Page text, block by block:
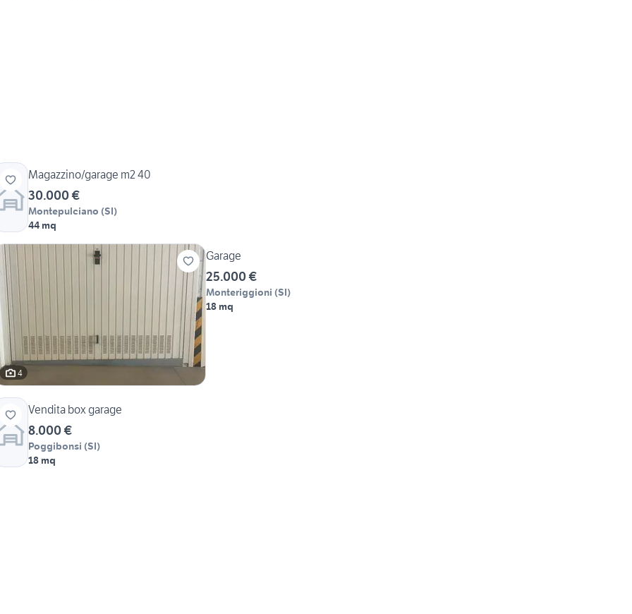
Magazzino/garage m2 40
30.000 €
Montepulciano (SI)
44 mq
4
Garage
25.000 €
Monteriggioni (SI)
18 mq
Vendita box garage
8.000 €
Poggibonsi (SI)
18 mq